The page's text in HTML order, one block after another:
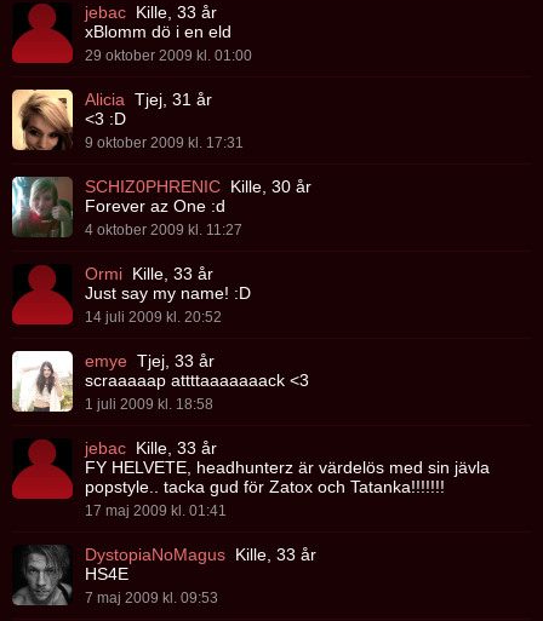
jebac Kille, 33 år
xBlomm dö i en eld
29 oktober 2009 kl. 01:00
Alicia Tjej, 31 år
<3 :D
9 oktober 2009 kl. 17:31
SCHIZ0PHRENIC Kille, 30 år
Forever az One :d
4 oktober 2009 kl. 11:27
Ormi Kille, 33 år
Just say my name! :D
14 juli 2009 kl. 20:52
emye Tjej, 33 år
scraaaaap attttaaaaaaack <3
1 juli 2009 kl. 18:58
jebac Kille, 33 år
FY HELVETE, headhunterz är värdelös med sin jävla
popstyle.. tacka gud för Zatox och Tatanka!!!!!!!
17 maj 2009 kl. 01:41
DystopiaNoMagus Kille, 33 år
HS4E
7 maj 2009 kl. 09:53